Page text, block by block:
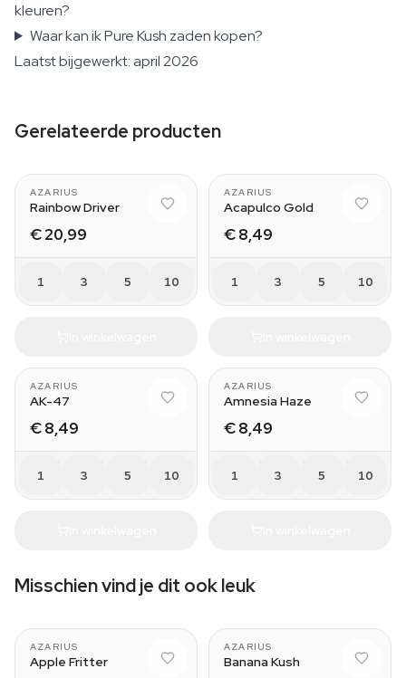
kleuren?
Waar kan ik Pure Kush zaden kopen?
Laatst bijgewerkt: april 2026
Gerelateerde producten
AZARIUS
Rainbow Driver
€ 20,99
1 3 5 10
AZARIUS
Acapulco Gold
€ 8,49
1 3 5 10
AZARIUS
AK-47
€ 8,49
1 3 5 10
AZARIUS
Amnesia Haze
€ 8,49
1 3 5 10
Misschien vind je dit ook leuk
AZARIUS
Apple Fritter
AZARIUS
Banana Kush